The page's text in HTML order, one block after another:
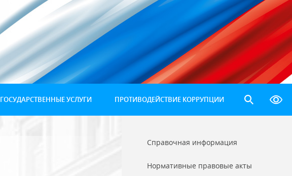
ГОСУДАРСТВЕННЫЕ УСЛУГИ ПРОТИВОДЕЙСТВИЕ КОРРУПЦИИ
Справочная информация
Нормативные правовые акты